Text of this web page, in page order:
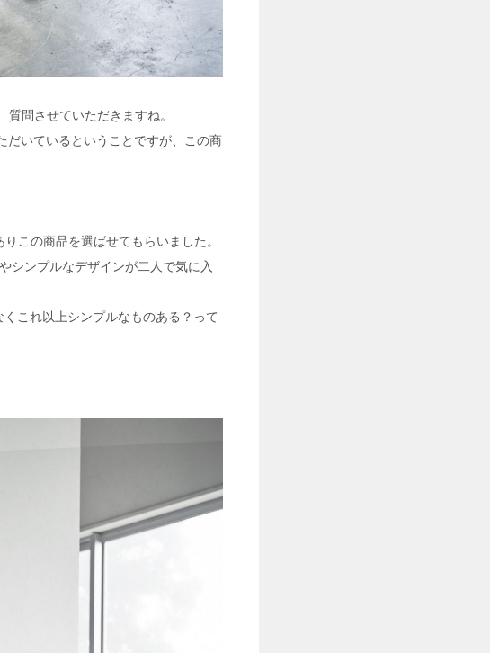
問させていただきますね。
だいているということですが、この商
この商品を選ばせてもらいました。
シンプルなデザインが二人で気に入
これ以上シンプルなものある？って